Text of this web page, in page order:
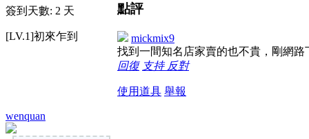
簽到天數: 2 天
[LV.1]初來乍到
點評
mickmix9
找到一間知名店家賣的也不貴，剛網
回復 支持 反對
使用道具 舉報
wenquan